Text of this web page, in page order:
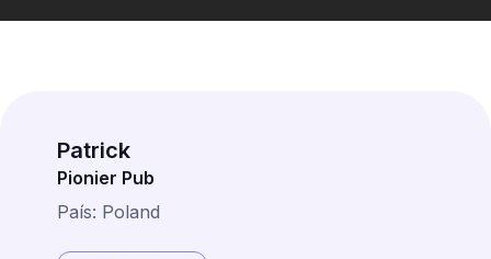
Patrick
Pionier Pub
País: Poland